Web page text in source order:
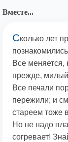
Вместе...
Сколько лет
Все меняется,
прежде,
Все печали
пережили; и
стареем тоже
Но не надо
согревает!